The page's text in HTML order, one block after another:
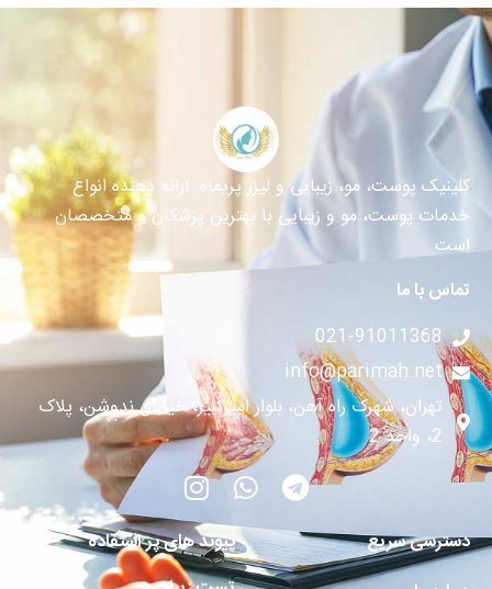
کلینیک پوست، مو، زیبایی و لیزر پریماه ارائه دهنده انواع
خدمات پوست، مو و زیبایی با بهترین پزشکان و متخصصان
است
تماس با ما
021-91011368
info@parimah.net
تهران، شهرک راه آهن، بلوار امیرکبیر، خیابان ندوشن، پلاک
2، واحد 2
دسترسی سریع
پیوند های پر استفاده